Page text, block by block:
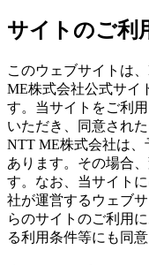
サイトのご利
このウェブサイトは
ME株式会社公式サイ
す。当サイトをご利
いただき、同意され
NTT ME株式会社は
あります。その場合
す。なお、当サイト
社が運営するウェブ
らのサイトのご利用
る利用条件等にも同